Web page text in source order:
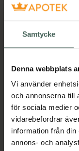
Samtycke
Denna webbplats
Vi använder
och annonserna till
för sociala medier
vidarebefordrar
information från
annons- och
ansvarar för
samt
marknaden.
att främja
förbättra
synligt minska
också
som skyddar
oxidativ stress